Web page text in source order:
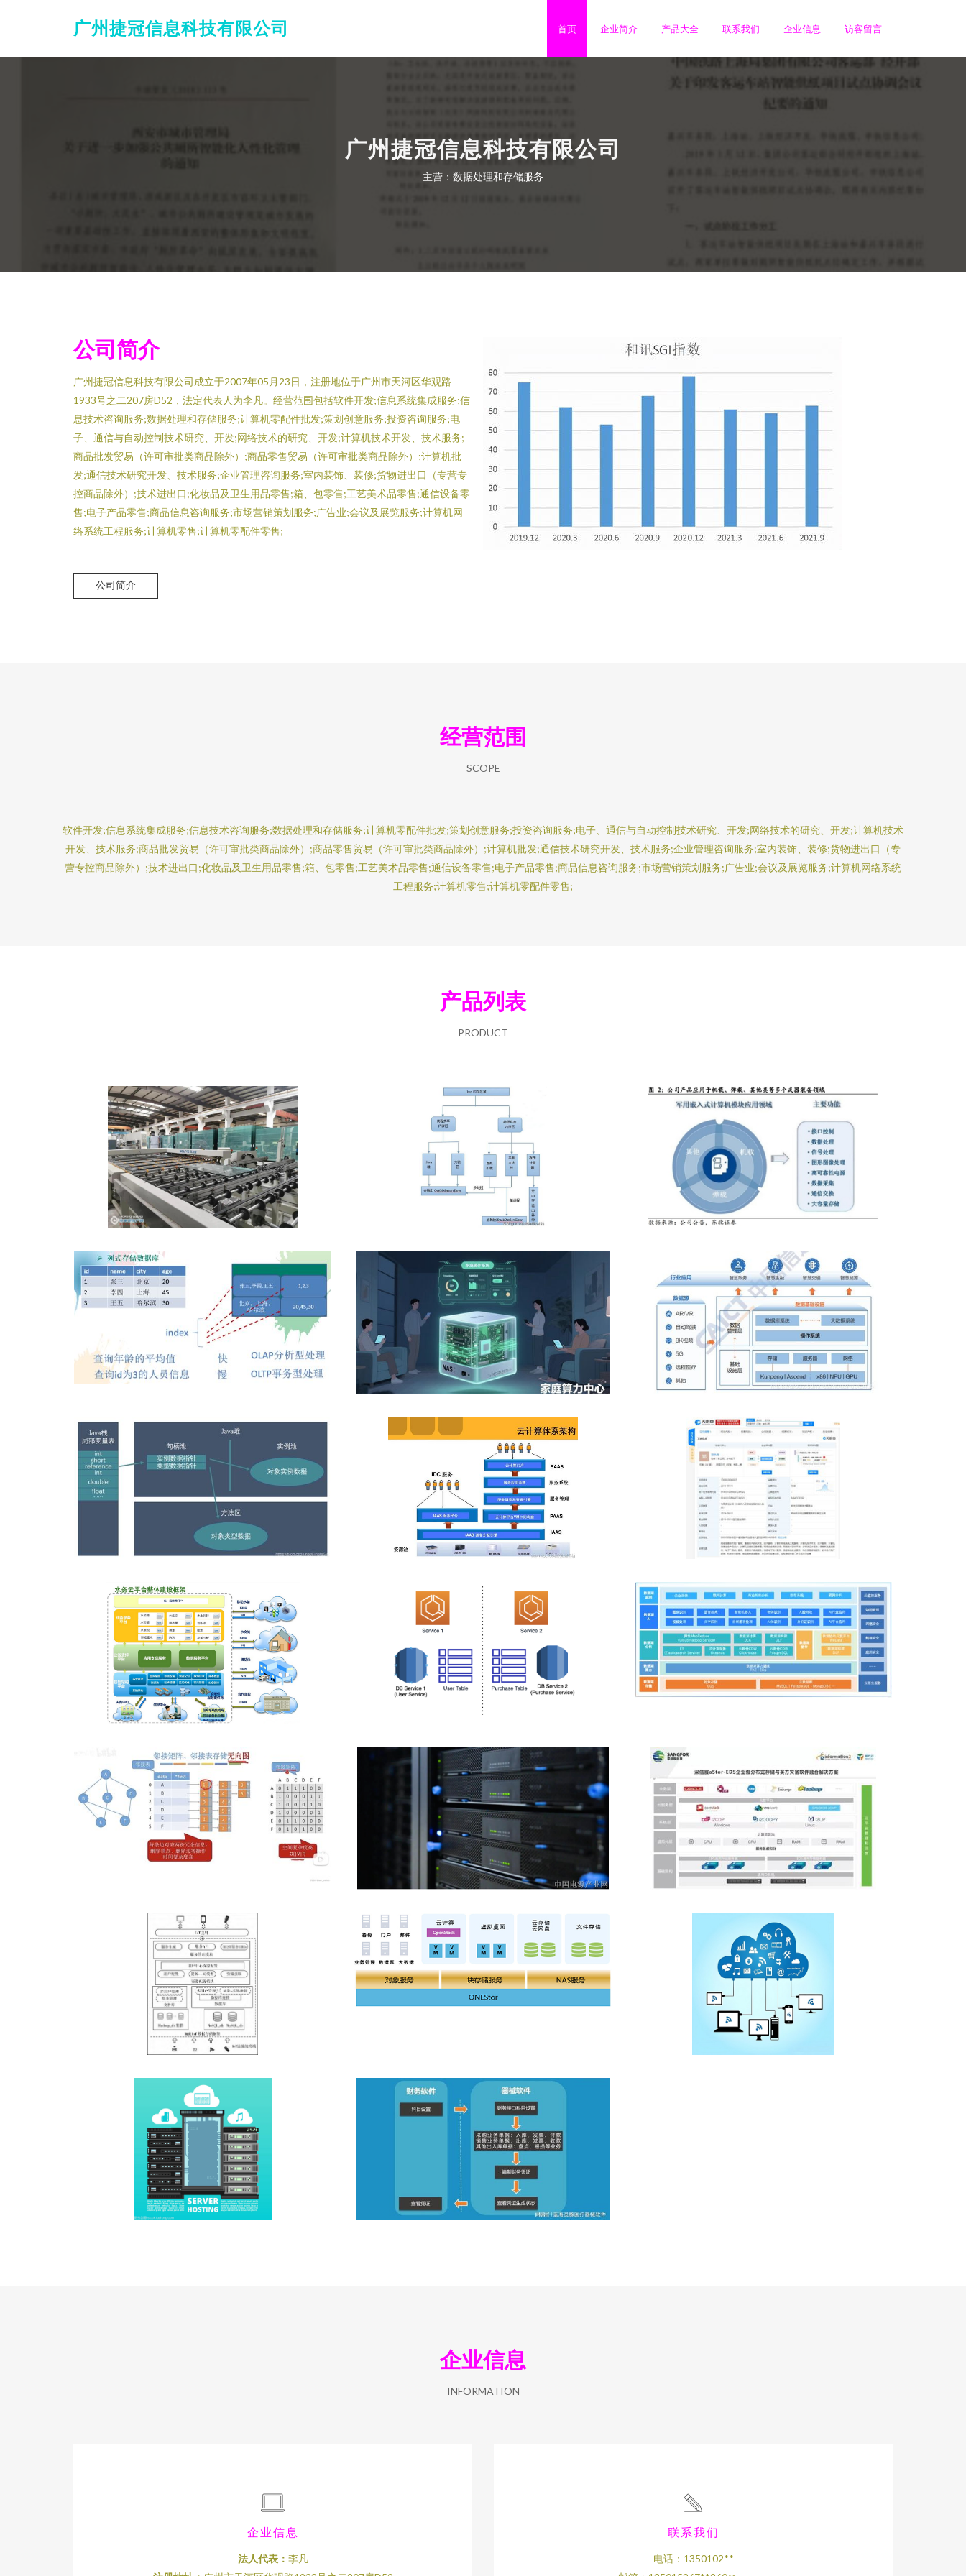
广州捷冠信息科技有限公司 首页 企业简介 产品大全 联系我们 企业信息 访客留言
广州捷冠信息科技有限公司
主营：数据处理和存储服务
公司简介
广州捷冠信息科技有限公司成立于2007年05月23日，注册地位于广州市天河区华观路
1933号之二207房D52，法定代表人为李凡。经营范围包括软件开发;信息系统集成服务;信
息技术咨询服务;数据处理和存储服务;计算机零配件批发;策划创意服务;投资咨询服务;电
子、通信与自动控制技术研究、开发;网络技术的研究、开发;计算机技术开发、技术服务;
商品批发贸易（许可审批类商品除外）;商品零售贸易（许可审批类商品除外）;计算机批
发;通信技术研究开发、技术服务;企业管理咨询服务;室内装饰、装修;货物进出口（专营专
控商品除外）;技术进出口;化妆品及卫生用品零售;箱、包零售;工艺美术品零售;通信设备零
售;电子产品零售;商品信息咨询服务;市场营销策划服务;广告业;会议及展览服务;计算机网
络系统工程服务;计算机零售;计算机零配件零售;
公司简介
经营范围
SCOPE
软件开发;信息系统集成服务;信息技术咨询服务;数据处理和存储服务;计算机零配件批发;策划创意服务;投资咨询服务;电子、通信与自动控制技术研究、开发;网络技术的研究、开发;计算机技术
开发、技术服务;商品批发贸易（许可审批类商品除外）;商品零售贸易（许可审批类商品除外）;计算机批发;通信技术研究开发、技术服务;企业管理咨询服务;室内装饰、装修;货物进出口（专
营专控商品除外）;技术进出口;化妆品及卫生用品零售;箱、包零售;工艺美术品零售;通信设备零售;电子产品零售;商品信息咨询服务;市场营销策划服务;广告业;会议及展览服务;计算机网络系统
工程服务;计算机零售;计算机零配件零售;
产品列表
PRODUCT
企业信息
INFORMATION
企业信息
法人代表： 李凡
联系我们
电话：1350102**